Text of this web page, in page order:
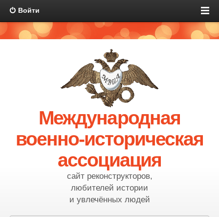
Войти
Международная
военно-историческая
ассоциация
сайт реконструкторов,
любителей истории
и увлечённых людей